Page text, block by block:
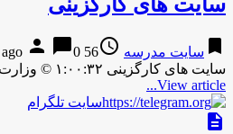
سایت های کارگزینی
bookmark سایت مدرسه access_time
56 years ago
person chat_bubble0
سایت های کارگزینی ۱:۰۰:۳۲ © وزارت آموزش و پرورش ، ۱۳۹۴ سایت های کارگزینی (image) ۱:۰۰:۳۲ © وزارت آموزش و …
View article...
description